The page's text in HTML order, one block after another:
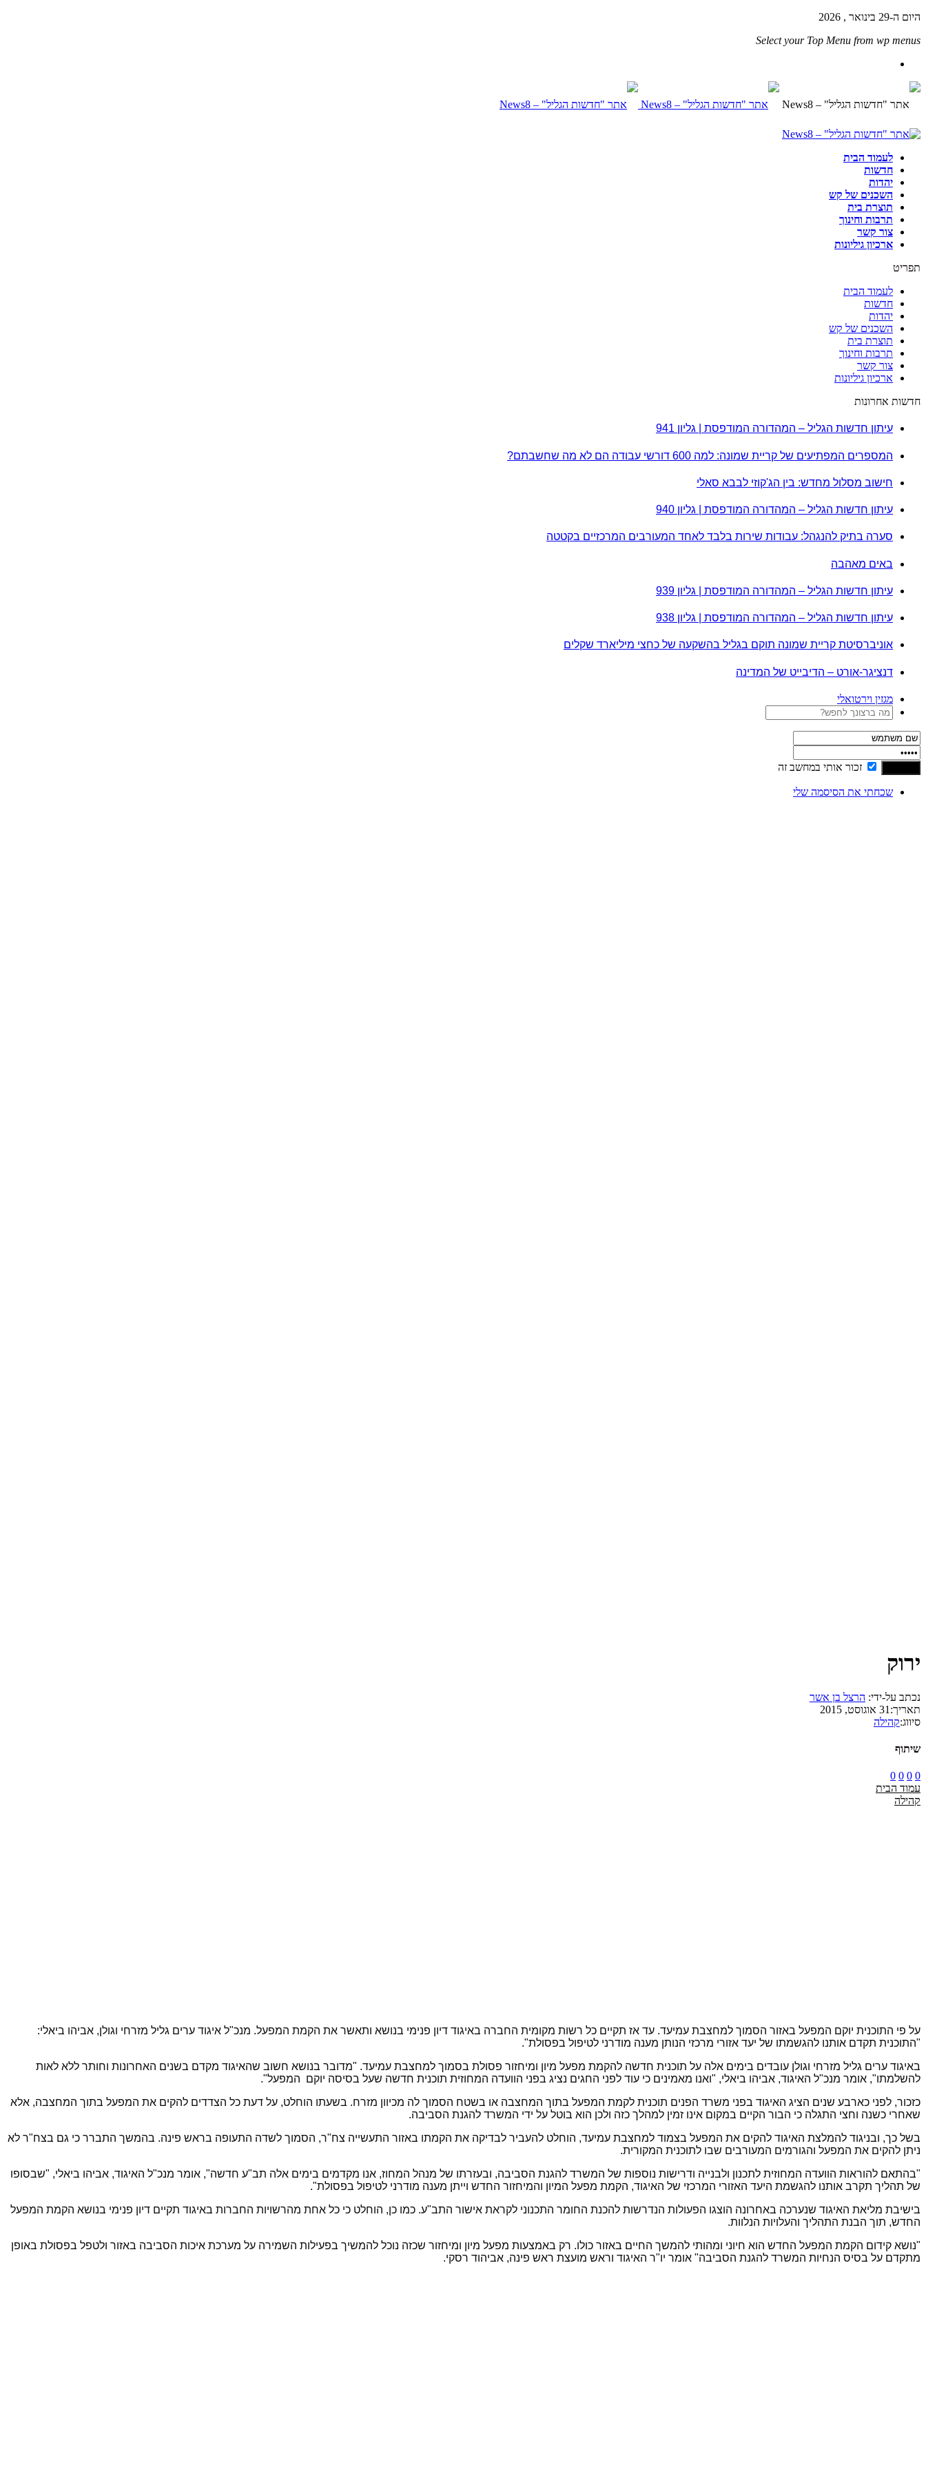
היום ה-29 בינואר , 2026
Select your Top Menu from wp menus
לעמוד הבית
חדשות
יהדות
השכנים של קש
תוצרת בית
תרבות וחינוך
צור קשר
ארכיון גיליונות
תפריט
לעמוד הבית
חדשות
יהדות
השכנים של קש
תוצרת בית
תרבות וחינוך
צור קשר
ארכיון גיליונות
חדשות אחרונות
עיתון חדשות הגליל – המהדורה המודפסת | גליון 941
המספרים המפתיעים של קריית שמונה: למה 600 דורשי עבודה הם לא מה שחשבתם?
חישוב מסלול מחדש: בין הג'קוזי לבבא סאלי
עיתון חדשות הגליל – המהדורה המודפסת | גליון 940
סערה בתיק להנגהל: עבודות שירות בלבד לאחד המעורבים המרכזיים בקטטה
באים מאהבה
עיתון חדשות הגליל – המהדורה המודפסת | גליון 939
עיתון חדשות הגליל – המהדורה המודפסת | גליון 938
אוניברסיטת קריית שמונה תוקם בגליל בהשקעה של כחצי מיליארד שקלים
דנציגר-אורט – הדיבייט של המדינה
מגזין וירטואלי
זכור אותי במחשב זה
שכחתי את הסיסמה שלי
ירוק
נכתב על-ידי: הרצל בן אשר
תאריך: 31 אוגוסט, 2015
סיווג:קהילה
שיתוף
0
0
0
0
עמוד הבית
קהילה
על פי התוכנית יוקם המפעל באזור הסמוך למחצבת עמיעד. עד אז תקיים כל רשות מקומית החברה באיגוד דיון פנימי בנושא ותאשר את הקמת המפעל. מנכ"ל איגוד ערים גליל מזרחי וגולן, אביהו ביאלי:
"התוכנית תקדם אותנו להגשמתו של יעד אזורי מרכזי הנותן מענה מודרני לטיפול בפסולת".
באיגוד ערים גליל מזרחי וגולן עובדים בימים אלה על תוכנית חדשה להקמת מפעל מיון ומיחזור פסולת בסמוך למחצבת עמיעד. "מדובר בנושא חשוב שהאיגוד מקדם בשנים האחרונות וחותר ללא לאות
להשלמתו", אומר מנכ"ל האיגוד, אביהו ביאלי, "ואנו מאמינים כי עוד לפני החגים נציג בפני הוועדה המחוזית תוכנית חדשה שעל בסיסה יוקם המפעל".
כזכור, לפני כארבע שנים הציג האיגוד בפני משרד הפנים תוכנית לקמת המפעל בתוך המחצבה או בשטח הסמוך לה מכיוון מזרח. בשעתו הוחלט, על דעת כל הצדדים להקים את המפעל בתוך המחצבה, אלא
שאחרי כשנה וחצי התגלה כי הבור הקיים במקום אינו זמין למהלך כזה ולכן הוא בוטל על ידי המשרד להגנת הסביבה.
בשל כך, ובניגוד להמלצת האיגוד להקים את המפעל בצמוד למחצבת עמיעד, הוחלט להעביר לבדיקה את הקמתו באזור התעשייה צח"ר, הסמוך לשדה התעופה בראש פינה. בהמשך התברר כי גם בצח"ר לא
ניתן להקים את המפעל והגורמים המעורבים שבו לתוכנית המקורית.
"בהתאם להוראות הוועדה המחוזית לתכנון ולבנייה ודרישות נוספות של המשרד להגנת הסביבה, ובעזרתו של מנהל המחוז, אנו מקדמים בימים אלה תב"ע חדשה", אומר מנכ"ל האיגוד, אביהו ביאלי, "שבסופו
של תהליך תקרב אותנו להגשמת היעד האזורי המרכזי של האיגוד, הקמת מפעל המיון והמיחזור החדש וייתן מענה מודרני לטיפול בפסולת".
בישיבת מליאת האיגוד שנערכה באחרונה הוצגו הפעולות הנדרשות להכנת החומר התכנוני לקראת אישור התב"ע. כמו כן, הוחלט כי כל אחת מהרשויות החברות באיגוד תקיים דיון פנימי בנושא הקמת המפעל
החדש, תוך הבנת התהליך והעלויות הנלוות.
"נושא קידום הקמת המפעל החדש הוא חיוני ומהותי להמשך החיים באזור כולו. רק באמצעות מפעל מיון ומיחזור שכזה נוכל להמשיך בפעילות השמירה על מערכת איכות הסביבה באזור ולטפל בפסולת באופן
מתקדם על בסיס הנחיות המשרד להגנת הסביבה" אומר יו"ר האיגוד וראש מועצת ראש פינה, אביהוד רסקי.